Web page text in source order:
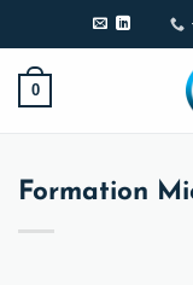
au
contenu
0
Formation